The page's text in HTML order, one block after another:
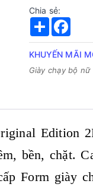
Chia sẻ:
Share
KHUYẾN MÃI
Giày chạy bộ
Edition
bền, chặt.
Form giày